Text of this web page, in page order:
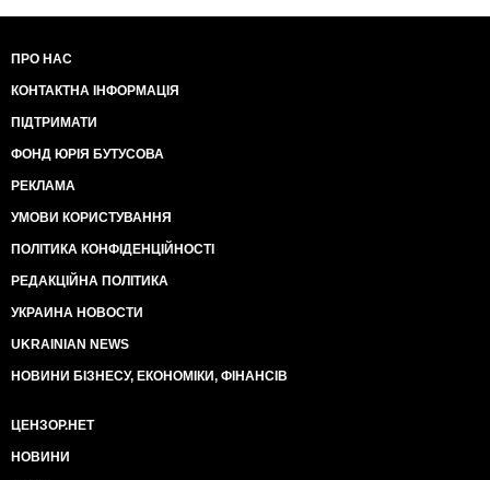
ПРО НАС
КОНТАКТНА ІНФОРМАЦІЯ
ПІДТРИМАТИ
ФОНД ЮРІЯ БУТУСОВА
РЕКЛАМА
УМОВИ КОРИСТУВАННЯ
ПОЛІТИКА КОНФІДЕНЦІЙНОСТІ
РЕДАКЦІЙНА ПОЛІТИКА
УКРАИНА НОВОСТИ
UKRAINIAN NEWS
НОВИНИ БІЗНЕСУ, ЕКОНОМІКИ, ФІНАНСІВ
ЦЕНЗОР.НЕТ
НОВИНИ